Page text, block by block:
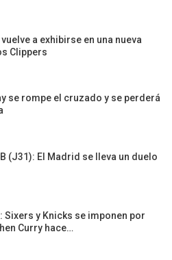
a exhibirse en una nueva
Clippers
se rompe el cruzado y se perderá
(J31): El Madrid se lleva un duelo
Sixers y Knicks se imponen por
Curry hace…